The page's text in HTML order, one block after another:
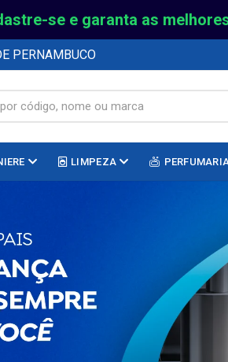
se e garanta as
PERNAMBUCO
LIMPEZA